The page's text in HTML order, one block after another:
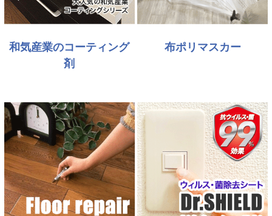
和気産業のコーティング
剤
布ポリマスカー